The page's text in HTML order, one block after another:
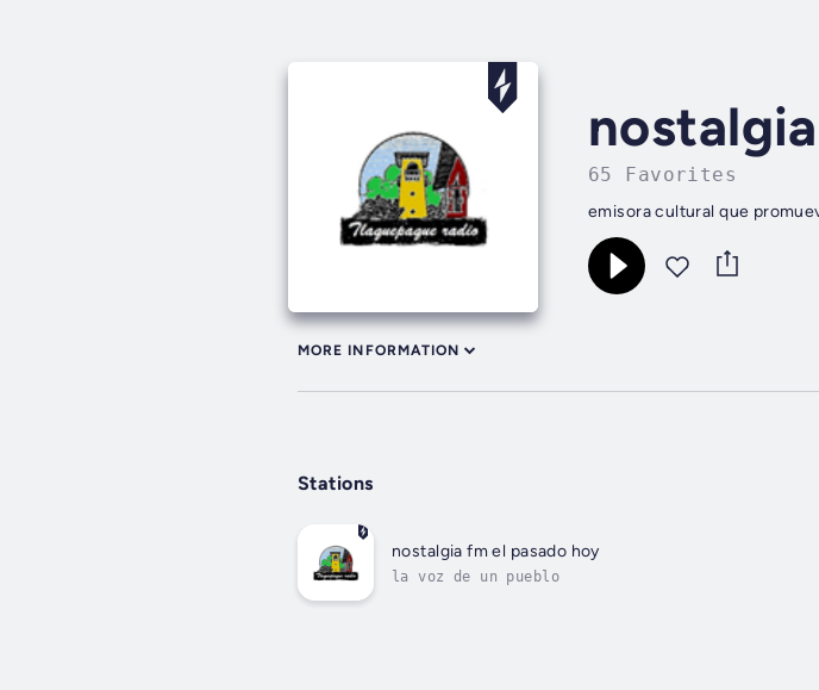
65 Favorites
emisora cultural que
MORE INFORMATION
Stations
nostalgia fm el pasado hoy
la voz de un pueblo